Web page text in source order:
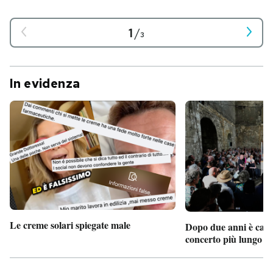
1/3
In evidenza
Le creme solari spiegate male
Dopo due anni è
concerto più lungo